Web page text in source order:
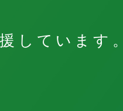
しています。